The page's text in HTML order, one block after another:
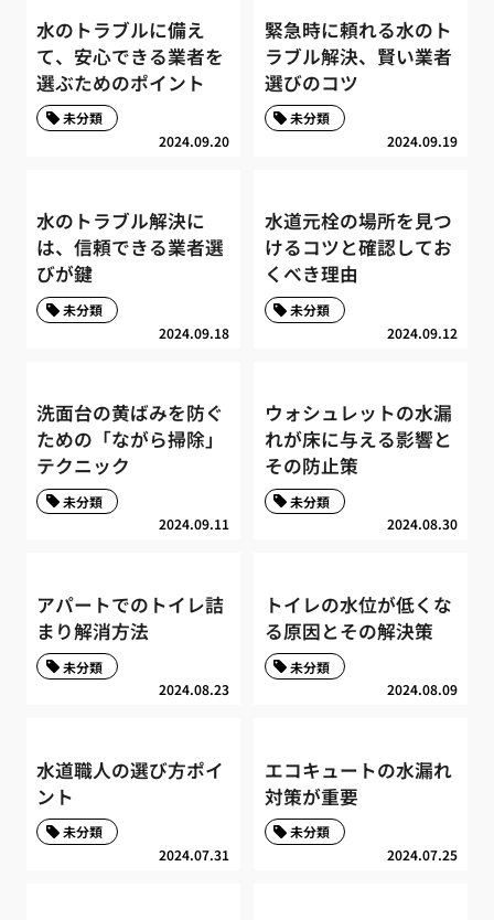
水のトラブルに備え
て、安心できる業者を
選ぶためのポイント
2024.09.20
未分類
緊急時に頼れる水のト
ラブル解決、賢い業者
選びのコツ
2024.09.19
未分類
水のトラブル解決に
は、信頼できる業者選
びが鍵
2024.09.18
未分類
水道元栓の場所を見つ
けるコツと確認してお
くべき理由
2024.09.12
未分類
洗面台の黄ばみを防ぐ
ための「ながら掃除」
テクニック
2024.09.11
未分類
ウォシュレットの水漏
れが床に与える影響と
その防止策
2024.08.30
未分類
アパートでのトイレ詰
まり解消方法
2024.08.23
未分類
トイレの水位が低くな
る原因とその解決策
2024.08.09
未分類
水道職人の選び方ポイ
ント
2024.07.31
未分類
エコキュートの水漏れ
対策が重要
2024.07.25
未分類